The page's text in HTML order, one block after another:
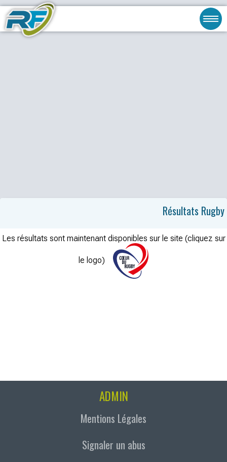
Résultats Rugby
Les résultats sont maintenant disponibles sur le site (cliquez sur
le logo)
ADMIN
Mentions Légales
Signaler un abus